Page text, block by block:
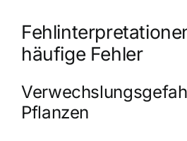
häufige Fehler
Pflanzen